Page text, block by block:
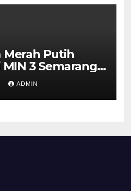
Merah Putih
3 Semarang,
Desa
Peringatan
RI
ADMIN